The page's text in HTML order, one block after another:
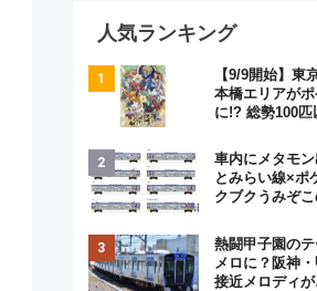
人気ランキング
【9/9開始】東
本橋エリアが
に!? 総勢100匹
格謎解き・グ
め
車内にメタモ
とみらい線×ポ
クブクうみぞ
この夏は直通
へ！
熱闘甲子園の
メロに？阪神
接近メロディが